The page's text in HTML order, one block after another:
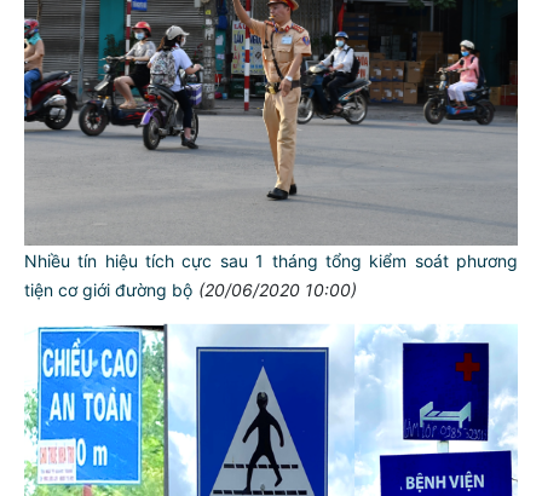
Nhiều tín hiệu tích cực sau 1 tháng tổng kiểm soát phương
tiện cơ giới đường bộ (20/06/2020 10:00)